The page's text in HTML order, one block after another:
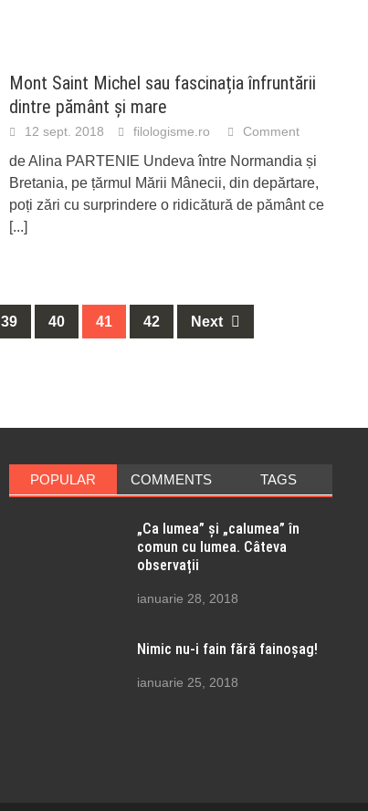
Mont Saint Michel sau fascinația înfruntării
dintre pământ și mare
12 sept. 2018 filologisme.ro Comment
de Alina PARTENIE Undeva între Normandia și
Bretania, pe țărmul Mării Mânecii, din depărtare,
poți zări cu surprindere o ridicătură de pământ ce
[...]
39 40 41 42 Next
POPULAR COMMENTS TAGS
„Ca lumea” și „calumea” în
comun cu lumea. Câteva
observații
ianuarie 28, 2018
Nimic nu-i fain fără fainoșag!
ianuarie 25, 2018